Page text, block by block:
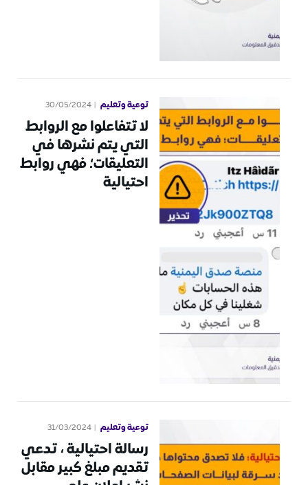
توعية وتعليم 30/05/2024
لا تتفاعلوا مع الروابط
التي يتم نشرها في
التعليقات؛ فهي روابط
احتيالية
توعية وتعليم 31/03/2024
رسالة احتيالية ، تدعي
تقديم مبلغ كبير مقابل